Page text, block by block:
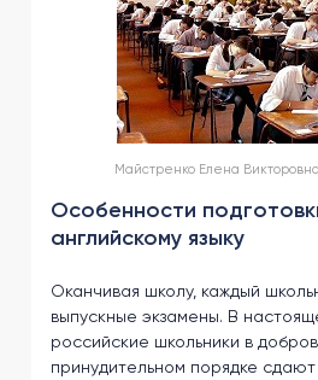
Майстренко Елена
Особенности
английскому языку
Оканчивая школу, каждый
выпускные экзамены. В
российские школьники в
принудительном порядке